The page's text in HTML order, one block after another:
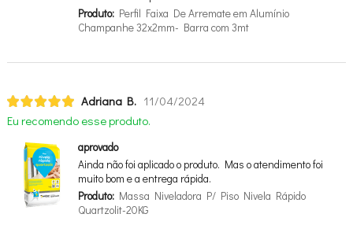
Produto:Perfil Faixa De Arremate em Alumínio
Champanhe 32x2mm- Barra com 3mt
Adriana B. 11/04/2024
Eu recomendo esse produto.
aprovado
Ainda não foi aplicado o produto. Mas o atendimento foi
muito bom e a entrega rápida.
Produto:Massa Niveladora P/ Piso Nivela Rápido
Quartzolit-20KG